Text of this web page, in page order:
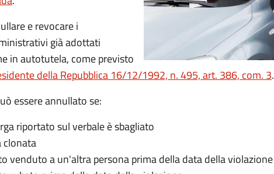
e revocare i
già adottati
in autotutela, come previsto
della Repubblica 16/12/1992, n. 495, art. 386, com. 3.
essere annullato se:
riportato sul verbale è sbagliato
clonata
venduto a un'altra persona prima della data della violazione